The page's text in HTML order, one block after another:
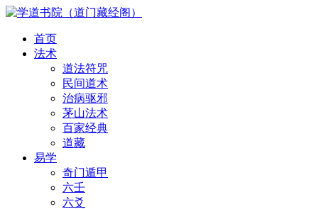
首页
法术
道法符咒
民间道术
治病驱邪
茅山法术
百家经典
道藏
易学
奇门遁甲
六壬
六爻